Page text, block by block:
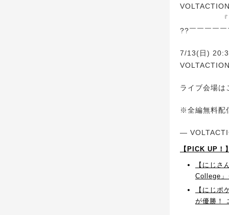
『
??￣￣￣￣
7/13(日)
ライブ会場は
※全編無料
—
【PICK UP！
【にじ
College」
【にじ
が優勝！